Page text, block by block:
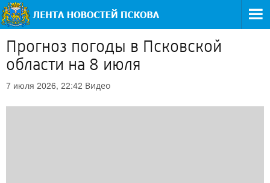
Прогноз погоды в Псковской
области на 8 июля
7 июля 2026, 22:42 Видео